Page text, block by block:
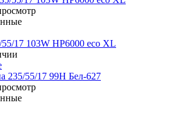
55/17 103W HP6000 eco XL